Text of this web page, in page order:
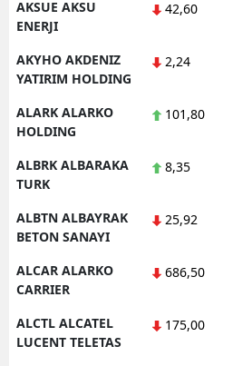
AKSUE AKSU
ENERJI
42,60
AKYHO AKDENIZ
YATIRIM HOLDING
2,24
ALARK ALARKO
HOLDING
101,80
ALBRK ALBARAKA
TURK
8,35
ALBTN ALBAYRAK
BETON SANAYI
25,92
ALCAR ALARKO
CARRIER
686,50
ALCTL ALCATEL
LUCENT TELETAS
175,00